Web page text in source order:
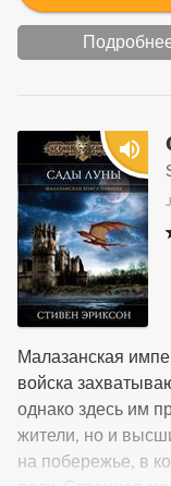
Малазанская
войска
однако здесь им
жители, но и
на побережье, в